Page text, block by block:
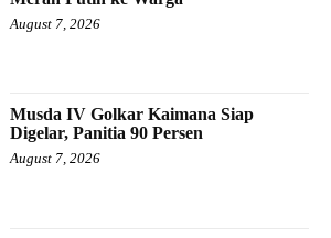
August 7, 2026
Musda IV Golkar Kaimana Siap
Digelar, Panitia 90 Persen
August 7, 2026